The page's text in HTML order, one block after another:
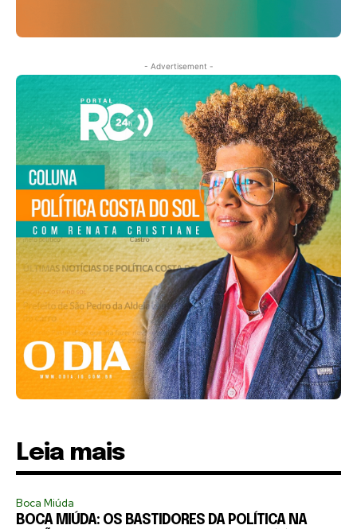
- Advertisement -
Leia mais
Boca Miúda
BOCA MIÚDA: OS BASTIDORES DA POLÍTICA NA